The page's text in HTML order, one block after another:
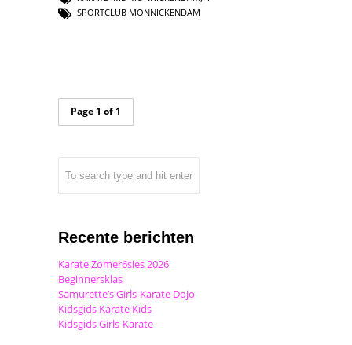
SPORTCLUB MONNICKENDAM
Page 1 of 1
Recente berichten
Karate Zomer6sies 2026
Beginnersklas
Samurette’s Girls-Karate Dojo
Kidsgids Karate Kids
Kidsgids Girls-Karate